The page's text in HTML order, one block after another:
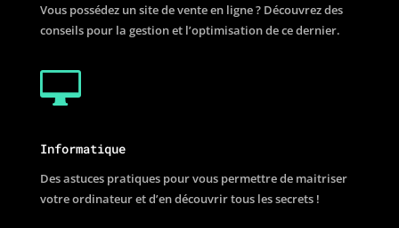
Vous possédez un site de vente en ligne ? Découvrez des
conseils pour la gestion et l’optimisation de ce dernier.

Informatique
Des astuces pratiques pour vous permettre de maitriser
votre ordinateur et d’en découvrir tous les secrets !